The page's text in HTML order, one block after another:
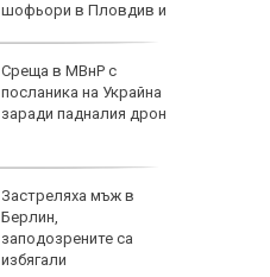
шофьори в Пловдив и
Среща в МВнР с
посланика на Украйна
заради падналия дрон
Застреляха мъж в
Берлин,
заподозрените са
избягали